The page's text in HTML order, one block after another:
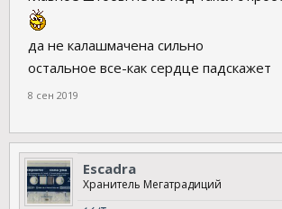
да не калашмачена сильно
остальное все-как сердце падскажет
8 сен 2019
Escadra
Хранитель Мегатрадиций